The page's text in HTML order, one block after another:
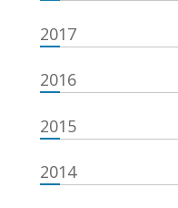
2017
2016
2015
2014